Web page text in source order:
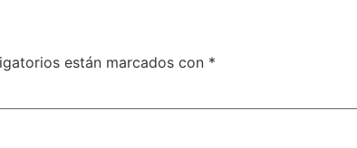
están marcados con *